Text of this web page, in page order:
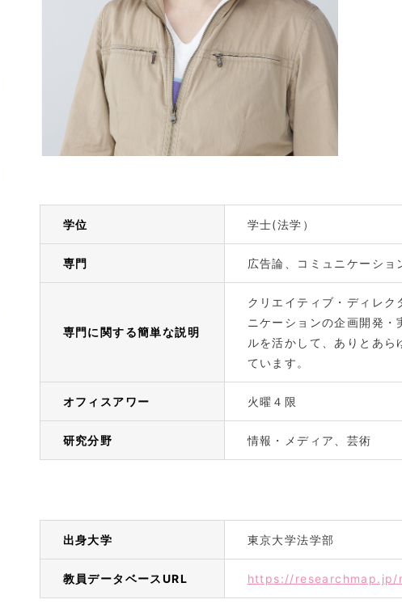
学位 学士(法学）
専門 広告論、コミュニケーショ
専門に関する簡単な説明
クリエイティブ・ディレク
ニケーションの企画開発
ルを活かして、ありとあ
ています。
オフィスアワー 火曜４限
研究分野 情報・メディア、芸術
出身大学 東京大学法学部
教員データベースURL https://researchmap.jp/